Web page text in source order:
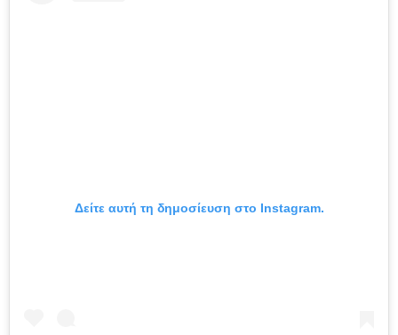
Δείτε αυτή τη δημοσίευση στο Instagram.